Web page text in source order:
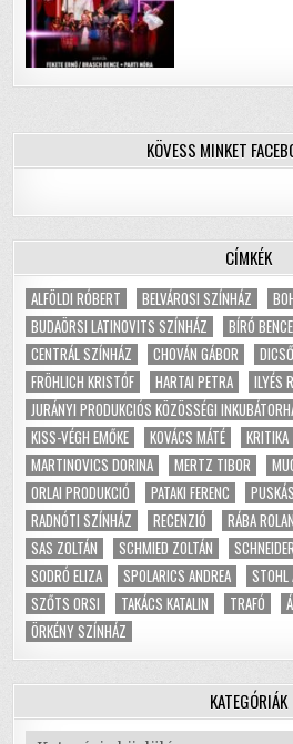
KÖVESS MINKET
CÍMKÉK
ALFÖLDI RÓBERT BELVÁROSI SZÍNHÁZ
BUDAÖRSI LATINOVITS SZÍNHÁZ
BÍRÓ BENCE
CENTRÁL SZÍNHÁZ
CHOVÁN GÁBOR
FRÖHLICH KRISTÓF
HARTAI PETRA ILYÉS
JURÁNYI PRODUKCIÓS KÖZÖSSÉGI
KISS-VÉGH EMŐKE
KOVÁCS MÁTÉ KRITIKA
MARTINOVICS DORINA
MERTZ TIBOR
ORLAI PRODUKCIÓ
PATAKI FERENC
RADNÓTI SZÍNHÁZ
RECENZIÓ RÁBA
SAS ZOLTÁN
SCHMIED ZOLTÁN
SODRÓ ELIZA
SPOLARICS ANDREA STOHL
SZŐTS ORSI
TAKÁCS KATALIN TRAFÓ
ÖRKÉNY SZÍNHÁZ
KATEGÓRIÁK